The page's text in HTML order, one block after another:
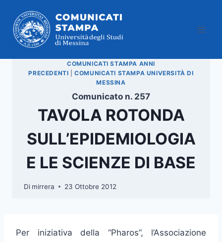
contenuto
COMUNICATI STAMPA ANNI
PRECEDENTI |COMUNICATI STAMPA UNIVERSITÀ DI
MESSINA
Comunicato n. 257
TAVOLA ROTONDA
SULL’EPIDEMIOLOGIA
E LE SCIENZE DI BASE
Di mirrera 23 Ottobre 2012
Per iniziativa della “Pharos”, l’Associazione